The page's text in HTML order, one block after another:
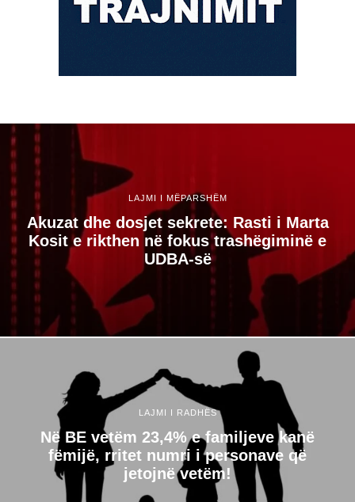
LAJMI I MËPARSHËM
Akuzat dhe dosjet sekrete: Rasti i Marta
Kosit e rikthen në fokus trashëgiminë e
UDBA-së
LAJMI I RADHËS
Në BE vetëm 23,4% e familjeve kanë
fëmijë, rritet numri i personave që
jetojnë vetëm!